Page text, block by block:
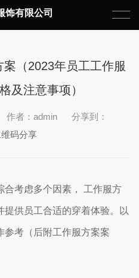
饰有限公司
（2023年员工工作服
及注意事项）
作者：admin
分享到：
维码分享
合考虑多个因素， 工作服方
供员工合适的穿着体验。以
参考（后附工作服方案案